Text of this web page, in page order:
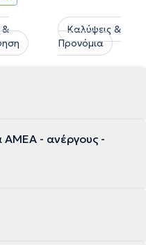
&
Καλύψεις &
Προνόμια
ΑΜΕΑ - ανέργους -